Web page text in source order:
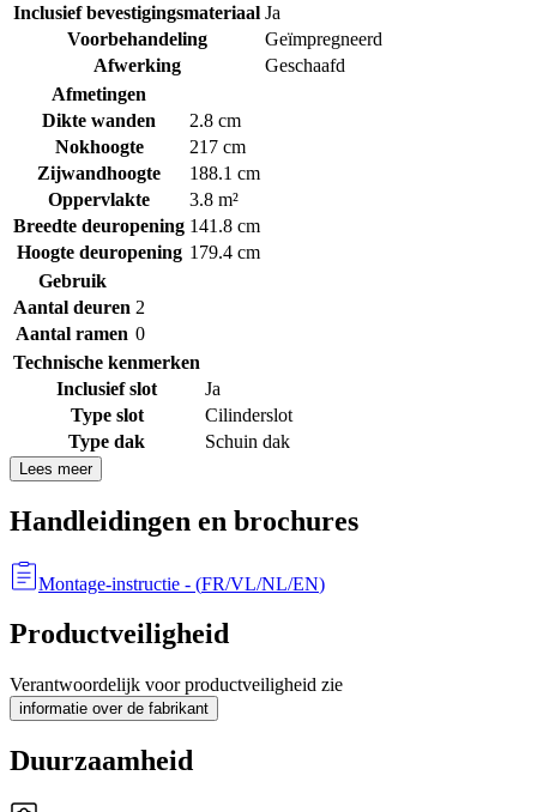
Inclusief bevestigingsmateriaal Ja
Voorbehandeling
Geïmpregneerd
Afwerking
Geschaafd
Afmetingen
Dikte wanden
2.8 cm
Nokhoogte
217 cm
Zijwandhoogte
188.1 cm
Oppervlakte
3.8 m²
Breedte deuropening 141.8 cm
Hoogte deuropening 179.4 cm
Gebruik
Aantal deuren 2
Aantal ramen 0
Technische kenmerken
Inclusief slot
Ja
Type slot
Cilinderslot
Type dak
Schuin dak
Lees meer
Handleidingen en brochures
Montage-instructie - (FR/VL/NL/EN)
Productveiligheid
Verantwoordelijk voor productveiligheid zie
informatie over de fabrikant
Duurzaamheid